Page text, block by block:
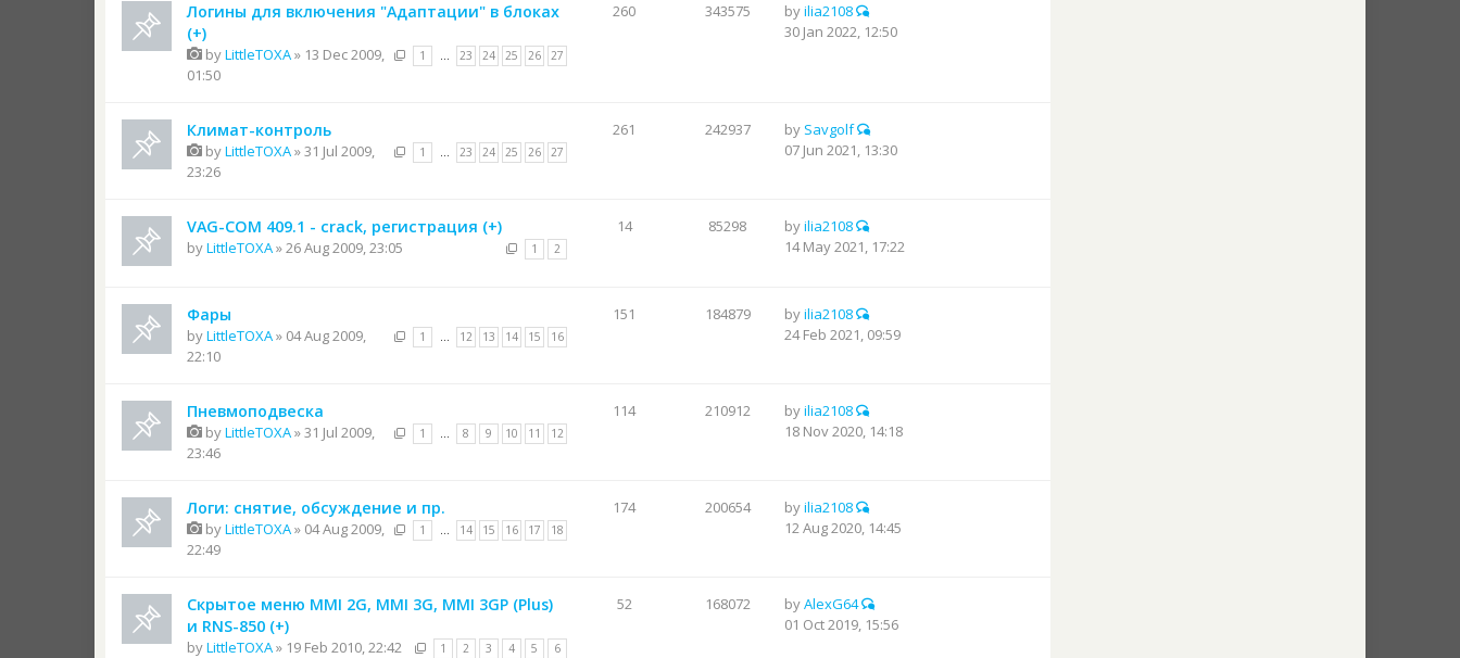
Логины для включения "Адаптации" в блоках
(+)
1 … 23 24 25 26 27
byLittleTOXA» 13 Dec 2009,
01:50
260 343575 byilia2108
30 Jan 2022, 12:50
Климат-контроль
1 … 23 24 25 26 27
byLittleTOXA» 31 Jul 2009,
23:26
261 242937 by Savgolf
07 Jun 2021, 13:30
VAG-COM 409.1 - crack, регистрация (+)
1 2
byLittleTOXA» 26 Aug 2009, 23:05
14 85298 byilia2108
14 May 2021, 17:22
Фары
1 … 12 13 14 15 16
byLittleTOXA» 04 Aug 2009,
22:10
151 184879 byilia2108
24 Feb 2021, 09:59
Пневмоподвеска
1 … 8 9 10 11 12
byLittleTOXA» 31 Jul 2009,
23:46
114 210912 byilia2108
18 Nov 2020, 14:18
Логи: снятие, обсуждение и пр.
1 … 14 15 16 17 18
byLittleTOXA» 04 Aug 2009,
22:49
174 200654 byilia2108
12 Aug 2020, 14:45
Скрытое меню MMI 2G, MMI 3G, MMI 3GP (Plus)
и RNS-850 (+)
1 2 3 4 5 6
byLittleTOXA» 19 Feb 2010, 22:42
52 168072 byAlexG64
01 Oct 2019, 15:56